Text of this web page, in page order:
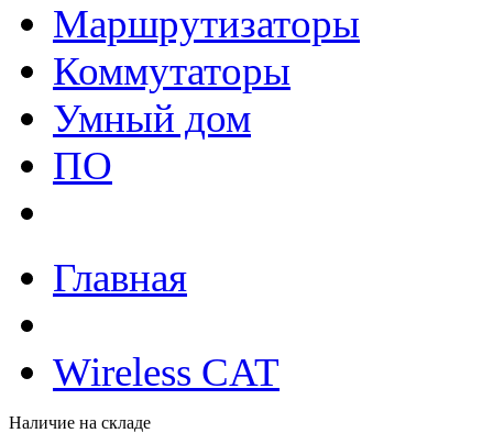
Маршрутизаторы
Коммутаторы
Умный дом
ПО
Главная
Wireless CAT
Наличие на складе